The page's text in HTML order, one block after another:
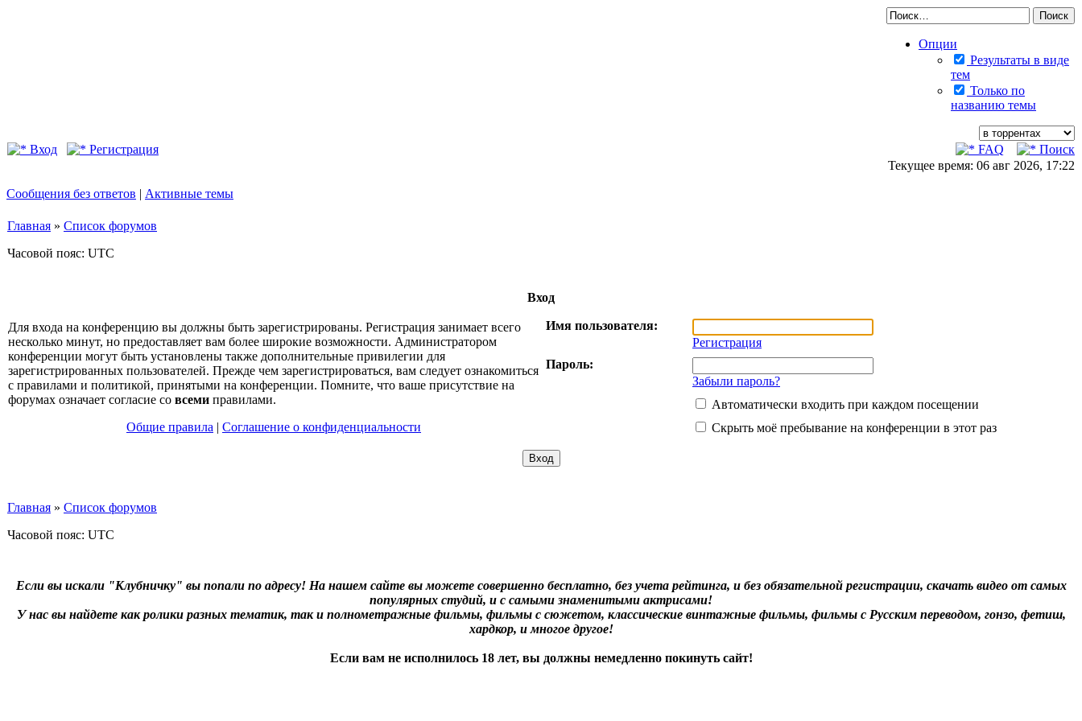
Опции
Результаты в виде
тем
Только по
названию темы
Вход Регистрация FAQ
Поиск
Текущее время: 06 авг 2026, 17:22
Сообщения без ответов | Активные темы
Главная » Список форумов
Часовой пояс: UTC
Вход
Для входа на конференцию вы должны быть зарегистрированы. Регистрация занимает всего
несколько минут, но предоставляет вам более широкие возможности. Администратором
конференции могут быть установлены также дополнительные привилегии для
зарегистрированных пользователей. Прежде чем зарегистрироваться, вам следует ознакомиться
с правилами и политикой, принятыми на конференции. Помните, что ваше присутствие на
форумах означает согласие со всеми правилами.
Общие правила | Соглашение о конфиденциальности
Имя пользователя:
Регистрация
Пароль:
Забыли пароль?
Автоматически входить при каждом посещении
Скрыть моё пребывание на конференции в этот раз
Главная » Список форумов
Часовой пояс: UTC
Если вы искали "Клубничку" вы попали по адресу! На нашем сайте вы можете совершенно бесплатно, без учета рейтинга, и без обязательной регистрации, скачать видео от самых
популярных студий, и с самыми знаменитыми актрисами!
У нас вы найдете как ролики разных тематик, так и полнометражные фильмы, фильмы с сюжетом, классические винтажные фильмы, фильмы с Русским переводом, гонзо, фетиш,
хардкор, и многое другое!
Если вам не исполнилось 18 лет, вы должны немедленно покинуть сайт!